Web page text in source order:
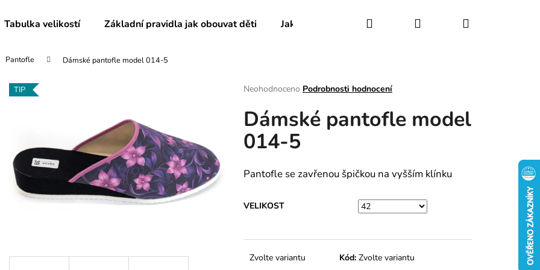
Tabulka velikostí Základní pravidla jak obouvat děti Jak udržovat obuv Certifikáty Kontakty
Hledat PřihlášeníNákupní
Pantofle Dámské pantofle model 014-5
Průměrné
produktu
je
0,0
z
hvězdiček.
Neohodnoceno Podrobnosti hodnocení
Dámské pantofle model
014-5
Pantofle se zavřenou špičkou na vyšším klínku
VELIKOST
Zvolte variantu Kód: Zvolte variantu
TIP
Co potřebujete najít?
Doporučujeme
DÁMSKÉ BAČKORY MODEL 082
DĚTSKÉ BAČKORY MODEL 030